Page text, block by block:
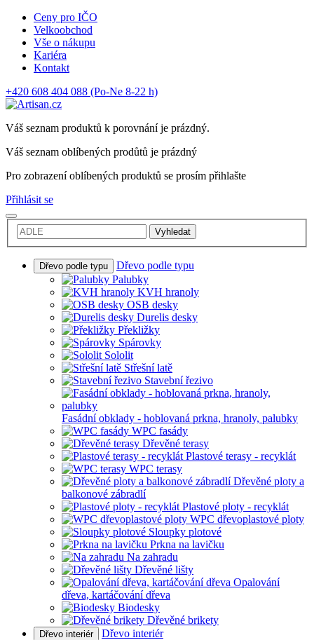
Ceny pro IČO
Velkoobchod
Vše o nákupu
Kariéra
Kontakt
+420 608 404 088 (Po-Ne 8-22 h)
Váš seznam produktů k porovnání je prázdný.
Váš seznam oblíbených prodůtů je prázdný
Pro zobrazení oblíbených produktů se prosím přihlašte
Přihlásit se
Vyhledat
Dřevo podle typu
Dřevo podle typu
Palubky
KVH hranoly
OSB desky
Durelis desky
Překližky
Spárovky
Sololit
Střešní latě
Stavební řezivo
Fasádní obklady - hoblovaná prkna, hranoly, palubky
WPC fasády
Dřevěné terasy
Plastové terasy - recyklát
WPC terasy
Dřevěné ploty a
balkonové zábradlí
Plastové ploty - recyklát
WPC dřevoplastové ploty
Sloupky plotové
Prkna na lavičku
Na zahradu
Dřevěné lišty
Opalování
dřeva, kartáčování dřeva
Biodesky
Dřevěné brikety
Dřevo interiér
Dřevo interiér